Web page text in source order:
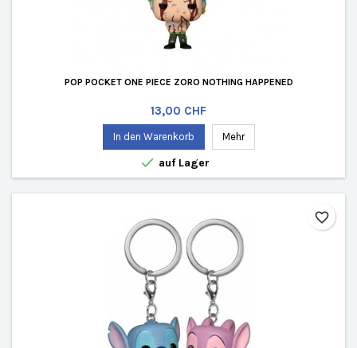
POP POCKET ONE PIECE ZORO NOTHING HAPPENED
Preis
13,00 CHF
In den Warenkorb Mehr
 auf Lager
favorite_border